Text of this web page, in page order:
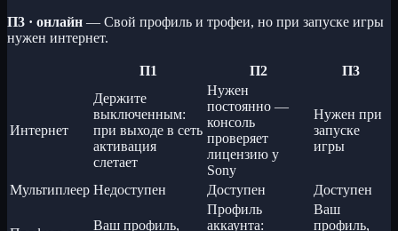
П3 · онлайн — Свой профиль и трофеи, но при запуске игры
нужен интернет.
П1 П2 П3
Интернет
Держите
выключенным:
при выходе в сеть
активация
слетает
Нужен
постоянно —
консоль
проверяет
лицензию у
Sony
Нужен при
запуске
игры
Мультиплеер Недоступен Доступен Доступен
Ваш профиль,
Профиль
аккаунта:
Ваш
профиль,